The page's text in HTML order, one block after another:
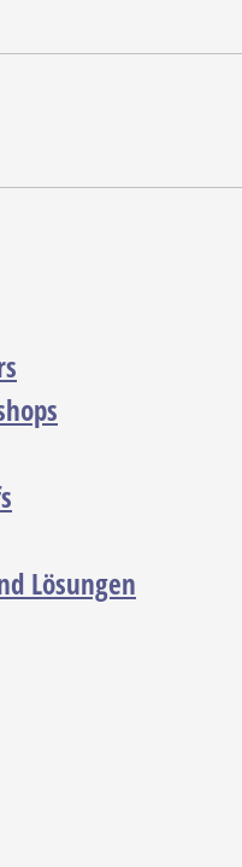
Lösungen